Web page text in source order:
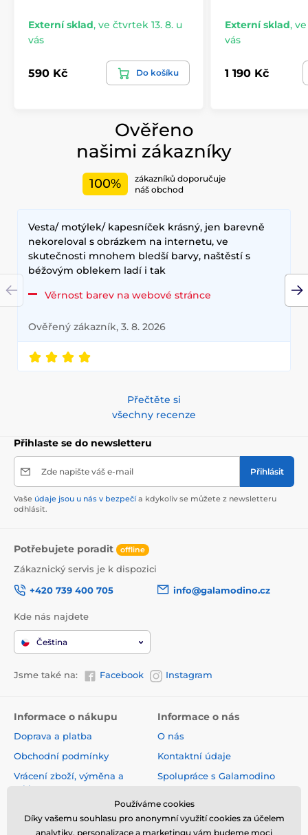
Externí sklad, ve čtvrtek 13. 8. u
vás
590 Kč Do košíku
Externí sklad,
vás
1 190 Kč
Ověřeno
našimi zákazníky
100%
zákazníků doporučuje
náš obchod
Vesta/ motýlek/ kapesníček krásný, jen barevně
nekoreloval s obrázkem na internetu, ve
skutečnosti mnohem bledší barvy, naštěstí s
béžovým oblekem ladí i tak
Věrnost barev na webové stránce
Ověřený zákazník, 3. 8. 2026
Přečtěte si
všechny recenze
Přihlaste se do newsletteru
Zde napište váš e-mail Přihlásit
Vaše údaje jsou u nás v bezpečí a kdykoliv se můžete z newsletteru
odhlásit.
Potřebujete poradit offline
Zákaznický servis je k dispozici
+420 739 400 705
info@galamodino.cz
Kde nás najdete
Čeština
Jsme také na: Facebook Instagram
Informace o nákupu
Doprava a platba
Obchodní podmínky
Vrácení zboží, výměna a
reklamace
Online vrácení a reklamace
Sledování zásilky
Informace o nás
O nás
Kontaktní údaje
Spolupráce s Galamodino
údajů
Používáme cookies
Díky vašemu souhlasu pro anonymní využití cookies za účelem
analytiky, personalizace a marketingu vám budeme moci